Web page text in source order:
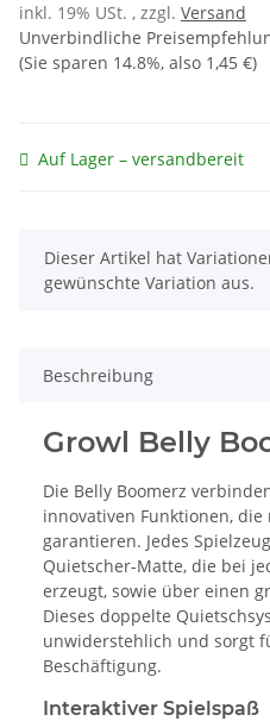
inkl. 19% USt. , zzgl. Versand
Unverbindliche
(Sie sparen 14.8%, also 1,45 €)
Auf Lager – versandbereit
x
Dieser Artikel hat
gewünschte Variation aus.
Beschreibung
Growl Belly
Die Belly Boomerz
innovativen Funktionen,
garantieren. Jedes
Quietscher-Matte, die bei
erzeugt, sowie über einen
Dieses doppelte
unwiderstehlich und sorgt
Beschäftigung.
Interaktiver Spielspaß